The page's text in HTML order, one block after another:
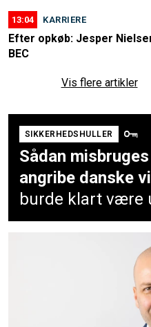
13:04 KARRIERE
Efter opkøb: Jesper
BEC
Vis flere artikler
SIKKERHEDSHULLER
Sådan
angribe danske
burde klart være